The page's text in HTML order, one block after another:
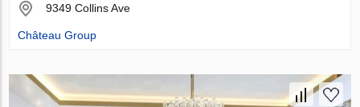
9349 Collins Ave
Château Group